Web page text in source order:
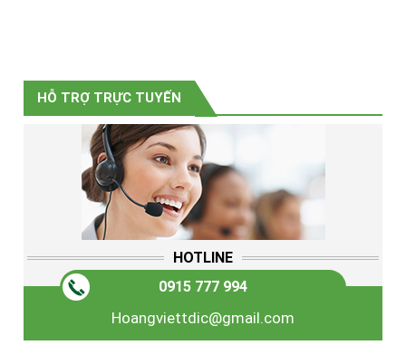
HỖ TRỢ TRỰC TUYẾN
HOTLINE
0915 777 994
Hoangviettdic@gmail.com